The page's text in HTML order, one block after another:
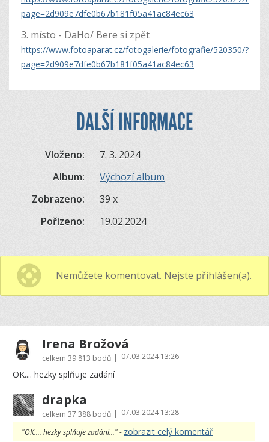
page=2d909e7dfe0b67b181f05a41ac84ec63
3. místo - DaHo/ Bere si zpět
https://www.fotoaparat.cz/fotogalerie/fotografie/520350/?
page=2d909e7dfe0b67b181f05a41ac84ec63
DALŠÍ INFORMACE
Vloženo:
7. 3. 2024
Album:
Výchozí album
Zobrazeno:
39 x
Pořízeno:
19.02.2024
Nemůžete komentovat. Nejste přihlášen(a).
Irena Brožová
celkem 39 813 bodů | 07.03.2024 13:26
OK.... hezky splňuje zadání
drapka
celkem 37 388 bodů | 07.03.2024 13:28
"OK.... hezky splňuje zadání..." - zobrazit celý komentář